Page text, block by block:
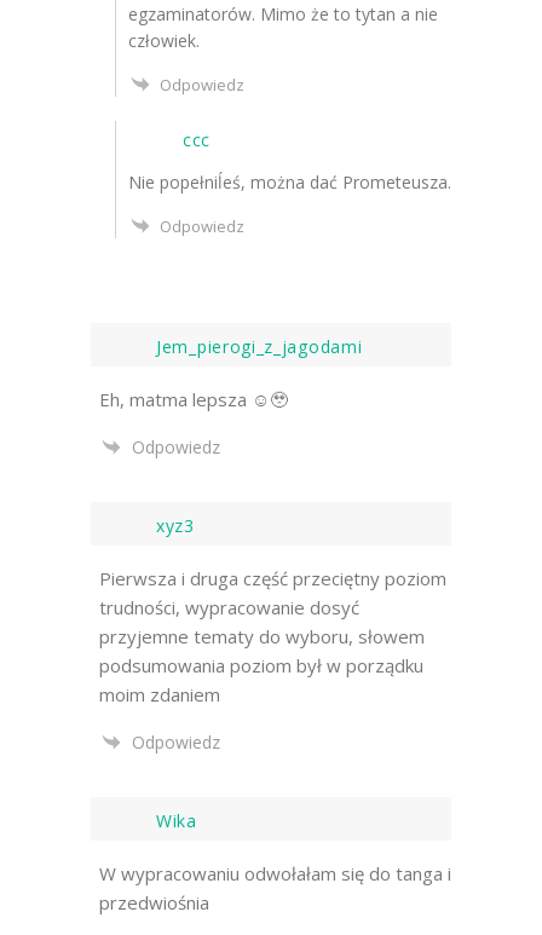
egzaminatorów. Mimo że to tytan a nie
człowiek.
Odpowiedz
ccc
Nie popełniĺeś, można dać Prometeusza.
Odpowiedz
Jem_pierogi_z_jagodami
Eh, matma lepsza ☺️🥹
Odpowiedz
xyz3
Pierwsza i druga część przeciętny poziom
trudności, wypracowanie dosyć
przyjemne tematy do wyboru, słowem
podsumowania poziom był w porządku
moim zdaniem
Odpowiedz
Wika
W wypracowaniu odwołałam się do tanga i
przedwiośnia